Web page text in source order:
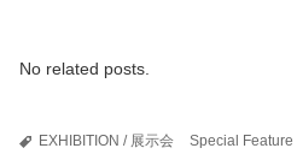
No related posts.
EXHIBITION / 展示会 Special Feature